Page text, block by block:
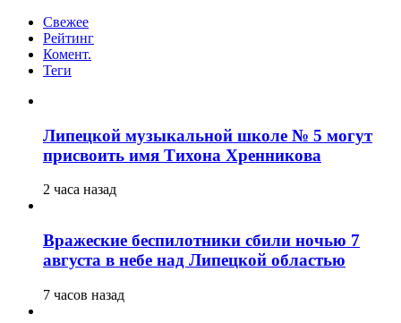
Свежее
Рейтинг
Комент.
Теги
Липецкой музыкальной школе № 5 могут
присвоить имя Тихона Хренникова
2 часа назад
Вражеские беспилотники сбили ночью 7
августа в небе над Липецкой областью
7 часов назад